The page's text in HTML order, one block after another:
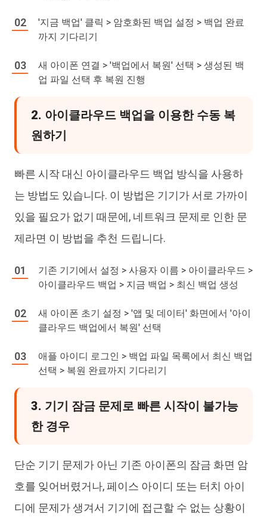
'지금 백업' 클릭 > 암호화된 백업 설정 > 백업 완료
까지 기다리기
새 아이폰 연결 > '백업에서 복원' 선택 > 생성된 백
업 파일 선택 후 복원 진행
2. 아이클라우드 백업을 이용한 수동 복
원하기
빠른 시작 대신 아이클라우드 백업 방식을 사용하
는 방법도 있습니다. 이 방법은 기기가 서로 가까이
있을 필요가 없기 때문에, 네트워크 문제로 인한 문
제라면 이 방법을 추천 드립니다.
기존 기기에서 설정 > 사용자 이름 > 아이클라우드 >
아이클라우드 백업 > 지금 백업 > 최신 백업 생성
새 아이폰 초기 설정 > '앱 및 데이터' 화면에서 '아이
클라우드 백업에서 복원' 선택
애플 아이디 로그인 > 백업 파일 목록에서 최신 백업
선택 > 복원 완료까지 기다리기
3. 기기 잠금 문제로 빠른 시작이 불가능
한 경우
단순 기기 문제가 아닌 기존 아이폰의 잠금 화면 암
호를 잊어버렸거나, 페이스 아이디 또는 터치 아이
디에 문제가 생겨서 기기에 접근할 수 없는 상황이